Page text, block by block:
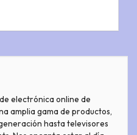
electrónica online de
amplia gama de productos,
hasta televisores